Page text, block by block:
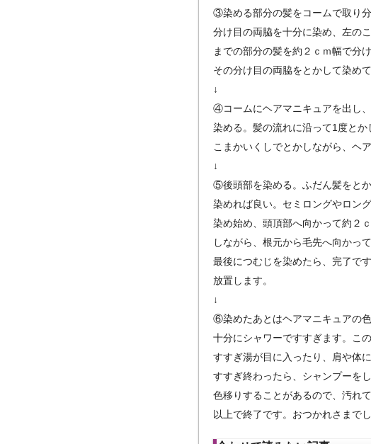
③染める部分の髪をコームで取り分
分け目の両脇を十分に染め、左の
までの部分の髪を約２ｃｍ幅で分
その分け目の両脇をとかして染めて
↓
④コームにヘアマニキュアを出し
染める。髪の流れに沿って1度と
こまかいくしでとかしながら、ヘ
↓
⑤後頭部を染める。ふだん髪をと
染めれば良い。セミロングやロン
染め始め、頭頂部へ向かって約２
しながら、根元から毛先へ向かっ
最後につむじを染めたら、完了で
放置します。
↓
⑥染めたあとはヘアマニキュアの色
十分にシャワーですすぎます。こ
すすぎ湯が目に入ったり、肩や体
すすぎ終わったら、シャンプーを
色移りすることがあるので、汚れ
以上で終了です。おつかれさまでし